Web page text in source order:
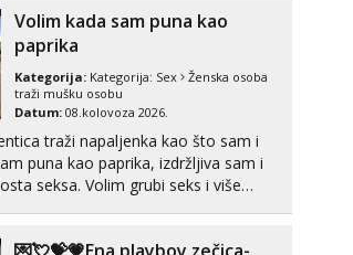
- mob:1,12€ min
Volim kada sam puna kao
paprika
Kategorija: Kategorija: Sex
Ženska osoba
traži mušku osobu
Datum: 08.kolovoza 2026.
traži napaljenka kao što sam i
puna kao paprika, izdržljiva sam i
seksa. Volim grubi seks i više